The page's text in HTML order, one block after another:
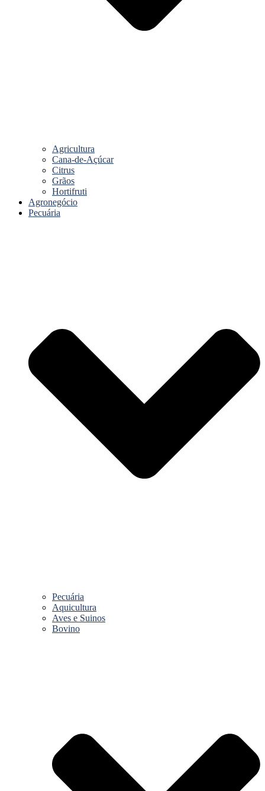
Agricultura
Cana-de-Açúcar
Citrus
Grãos
Hortifruti
Agronegócio
Pecuária
Pecuária
Aquicultura
Aves e Suinos
Bovino